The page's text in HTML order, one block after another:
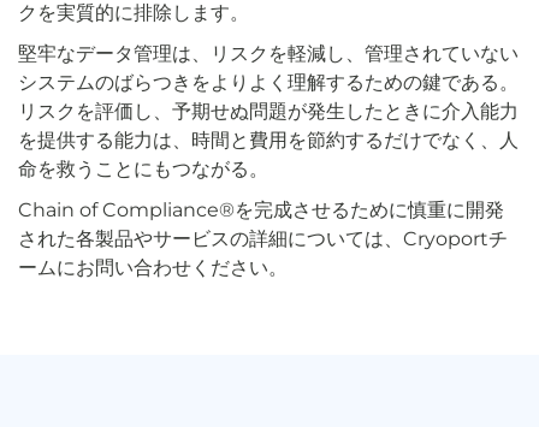
クを実質的に排除します。
堅牢なデータ管理は、リスクを軽減し、管理されていない
システムのばらつきをよりよく理解するための鍵である。
リスクを評価し、予期せぬ問題が発生したときに介入能力
を提供する能力は、時間と費用を節約するだけでなく、人
命を救うことにもつながる。
Chain of Compliance®を完成させるために慎重に開発
された各製品やサービスの詳細については、Cryoportチ
ームにお問い合わせください。